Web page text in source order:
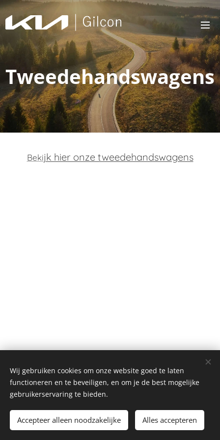
Tweedehandswagens
Bekijk hier onze tweedehandswagens
Gilcon BV - Geldenaaksebaan 321 3001 Leuven (Haasrode) Tel 0032
016 400327 info@gilcon.be BE0421.794.404
Cookies
Wij gebruiken cookies om onze website goed te laten
functioneren en te beveiligen, en om je de best mogelijke
gebruikerservaring te bieden.
Accepteer alleen noodzakelijke Alles accepteren